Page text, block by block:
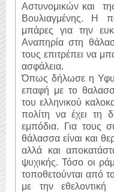
Αστυνομικών και
Βουλιαγμένης. Η
μπάρες για την
Αναπηρία στη
τους επιτρέπει να
ασφάλεια.
Όπως δήλωσε η
επαφή με το
του ελληνικού
πολίτη να έχει τη
εμπόδια. Για τους
θάλασσα είναι και
αλλά και
ψυχικής. Τόσο οι
τοποθετούνται από
με την